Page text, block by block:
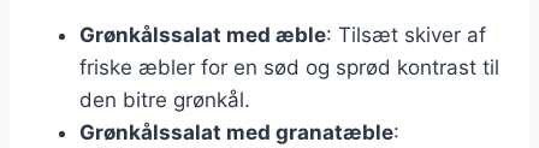
Grønkålssalat med æble: Tilsæt skiver af
friske æbler for en sød og sprød kontrast til
den bitre grønkål.
Grønkålssalat med granatæble: